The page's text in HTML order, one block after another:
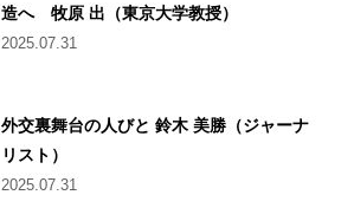
造へ 牧原 出（東京大学教授）
2025.07.31
外交裏舞台の人びと 鈴木 美勝（ジャーナ
リスト）
2025.07.31